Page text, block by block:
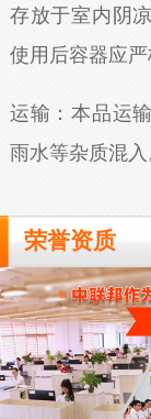
存放于室内阴
使用后容器应严
运输：本品运
雨水等杂质混入
荣誉资质